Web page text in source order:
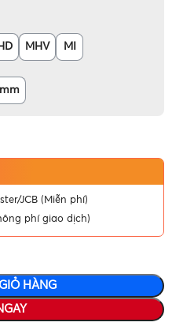
MHV MI
JCB (Miễn phí)
phí giao dịch)
HÀNG